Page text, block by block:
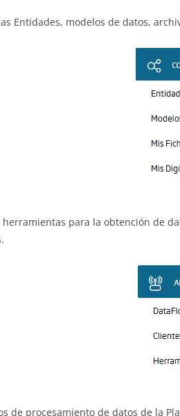
Entidades, modelos de datos,
para la obtención de
de procesamiento de datos de la